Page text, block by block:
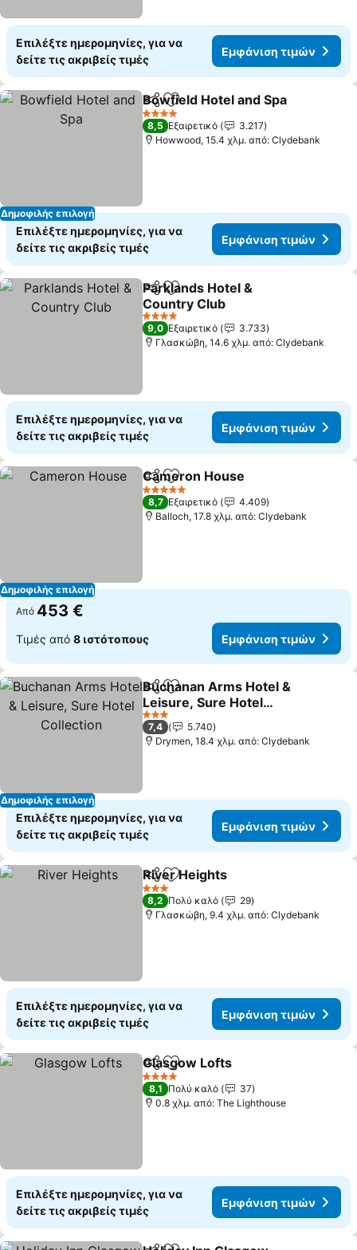
Επιλέξτε ημερομηνίες, για να
δείτε τις ακριβείς τιμές
Εμφάνιση τιμών
Δημοφιλής επιλογή
Κοινοποίηση
Προσθήκη στα αγαπημένα
Bowfield Hotel and Spa
4 Αστέρια
8,5 Εξαιρετικό
3.217
Howwood, 15.4 χλμ. από: Clydebank
Επιλέξτε ημερομηνίες, για να
δείτε τις ακριβείς τιμές
Εμφάνιση τιμών
Κοινοποίηση
Προσθήκη στα αγαπημένα
Parklands Hotel &
Country Club
Εμφάνιση τιμών
4 Αστέρια
9,0 Εξαιρετικό
3.733
Γλασκώβη, 14.6 χλμ. από: Clydebank
Επιλέξτε ημερομηνίες, για να
δείτε τις ακριβείς τιμές
Εμφάνιση τιμών
Δημοφιλής επιλογή
Κοινοποίηση
Προσθήκη στα αγαπημένα
Cameron House
5 Αστέρια
8,7 Εξαιρετικό
4.409
Balloch, 17.8 χλμ. από: Clydebank
Από 453 €
Τιμές από 8 ιστότοπους Εμφάνιση τιμών
Δημοφιλής επιλογή
Κοινοποίηση
Προσθήκη στα αγαπημένα
Buchanan Arms Hotel &
Leisure, Sure Hotel
Collection
Εμφάνιση τιμών
3 Αστέρια
7,4
5.740
Drymen, 18.4 χλμ. από: Clydebank
Επιλέξτε ημερομηνίες, για να
δείτε τις ακριβείς τιμές
Εμφάνιση τιμών
Κοινοποίηση
Προσθήκη στα αγαπημένα
River Heights
3 Αστέρια
8,2 Πολύ καλό
29
Γλασκώβη, 9.4 χλμ. από: Clydebank
Επιλέξτε ημερομηνίες, για να
δείτε τις ακριβείς τιμές
Εμφάνιση τιμών
Κοινοποίηση
Προσθήκη στα αγαπημένα
Glasgow Lofts
4 Αστέρια
8,1 Πολύ καλό
37
0.8 χλμ. από: The Lighthouse
Επιλέξτε ημερομηνίες, για να
δείτε τις ακριβείς τιμές
Εμφάνιση τιμών